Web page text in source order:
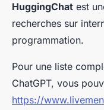
HuggingChat est
recherches sur
programmation.
Pour une liste
ChatGPT, vous
https://